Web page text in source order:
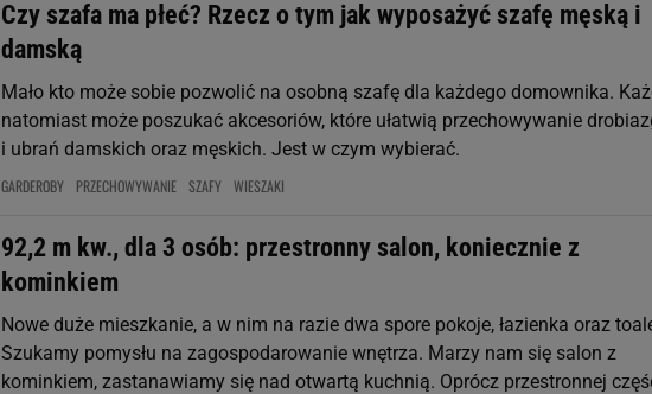
Czy szafa ma płeć? Rzecz o tym jak wyposażyć szafę męską i
damską
Mało kto może sobie pozwolić na osobną szafę dla każdego domownika.
natomiast może poszukać akcesoriów, które ułatwią przechowywanie
i ubrań damskich oraz męskich. Jest w czym wybierać.
GARDEROBY PRZECHOWYWANIE SZAFY WIESZAKI
92,2 m kw., dla 3 osób: przestronny salon, koniecznie z
kominkiem
Nowe duże mieszkanie, a w nim na razie dwa spore pokoje, łazienka oraz
Szukamy pomysłu na zagospodarowanie wnętrza. Marzy nam się salon z
kominkiem, zastanawiamy się nad otwartą kuchnią. Oprócz przestronnej